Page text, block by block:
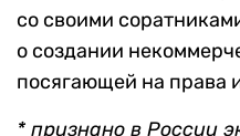
со своими
о создании
посягающей на права
* признано в России